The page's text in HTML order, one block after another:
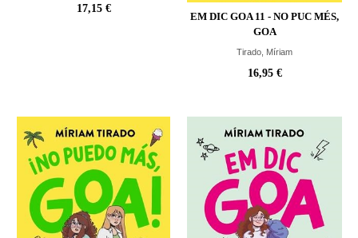
17,15 €
EM DIC GOA 11 - NO PUC MÉS,
GOA
Tirado, Míriam
16,95 €